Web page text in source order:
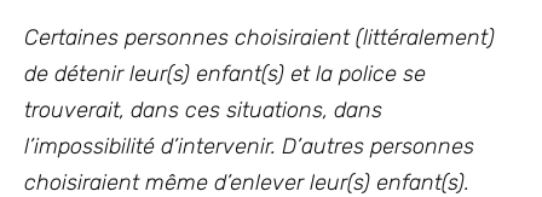
Certaines personnes choisiraient (littéralement)
de détenir leur(s) enfant(s) et la police se
trouverait, dans ces situations, dans
l’impossibilité d’intervenir. D’autres personnes
choisiraient même d’enlever leur(s) enfant(s).